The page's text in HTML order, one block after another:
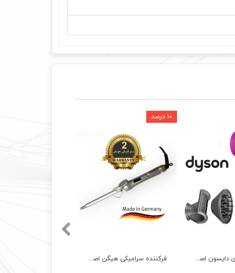
فرکننده سرامیکی هیگن اصل آلمان با 2 سال گارانتی تعویض Heigen 6601
۱۰ درصد
سشوار حرفه ای دایسون اصل مالزی سوپر سونیک 5 سر با گارانتی Dyson